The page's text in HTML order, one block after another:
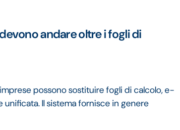
andare oltre i fogli di
possono sostituire fogli di calcolo, e-
Il sistema fornisce in genere